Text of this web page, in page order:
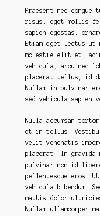
Praesent nec
risus, eget mollis
sapien egestas,
Etiam eget lectus ut
molestie elit et
vehicula, arcu nec
placerat tellus, id
Nullam in pulvinar
sed vehicula sapien
Nulla accumsan
et in tellus.
velit venenatis
placerat. In gravida
pulvinar non id
pellentesque eros.
vehicula bibendum.
mattis dolor
Nullam ullamcorper